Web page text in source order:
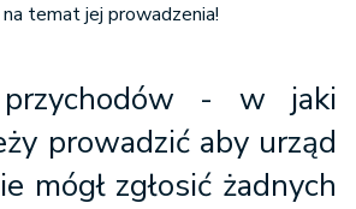
temat jej prowadzenia!
przychodów - w jaki
prowadzić aby urząd
mógł zgłosić żadnych